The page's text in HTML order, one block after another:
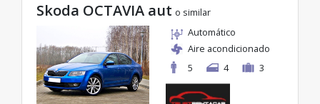
puedes elegir el modelo ideal de la categoría
seleccionada, con tarifas excelentes desde solo
20€/día.
Skoda OCTAVIA aut o similar
Automático
Aire acondicionado
5
4 3